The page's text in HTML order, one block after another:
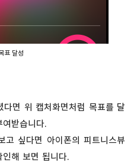
표 달성
면 위 캡처화면처럼 목표를 달
받습니다.
고 싶다면 아이폰의 피트니스뷰
해 보면 됩니다.